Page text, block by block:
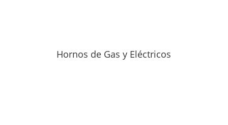
Hornos de Gas y Eléctricos